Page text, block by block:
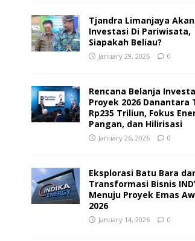
Tjandra Limanjaya Akan
Investasi Di Pariwisata,
Siapakah Beliau?
January 29, 2026 0
Rencana Belanja
Proyek 2026 Danantara
Rp235 Triliun, Fokus
Pangan, dan Hilirisasi
January 26, 2026 0
Eksplorasi Batu Bara
Transformasi Bisnis
Menuju Proyek Emas
2026
January 14, 2026 0